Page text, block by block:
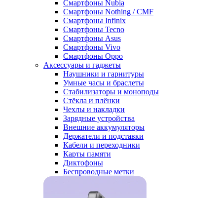
Смартфоны Nubia
Смартфоны Nothing / CMF
Смартфоны Infinix
Смартфоны Tecno
Смартфоны Asus
Смартфоны Vivo
Смартфоны Oppo
Аксессуары и гаджеты
Наушники и гарнитуры
Умные часы и браслеты
Стабилизаторы и моноподы
Стёкла и плёнки
Чехлы и накладки
Зарядные устройства
Внешние аккумуляторы
Держатели и подставки
Кабели и переходники
Карты памяти
Диктофоны
Беспроводные метки